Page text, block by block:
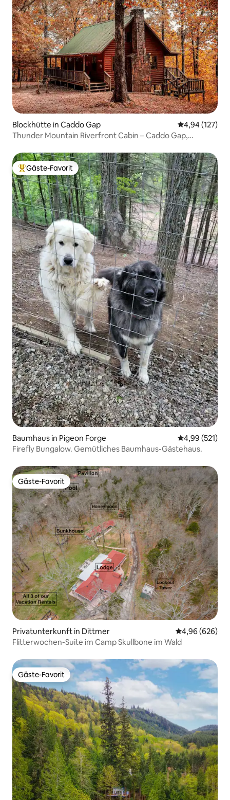
Blockhütte in Caddo Gap
4,94 (127)
Thunder Mountain Riverfront Cabin – Caddo Gap,
Beliebter Gäste-Favorit.
Gäste-Favorit
Baumhaus in Pigeon Forge
4,99 (521)
Firefly Bungalow. Gemütliches Baumhaus-Gästehaus.
Gäste-Favorit
Gäste-Favorit
Privatunterkunft in Dittmer
4,96 (626)
Flitterwochen-Suite im Camp Skullbone im Wald
Gäste-Favorit
Gäste-Favorit